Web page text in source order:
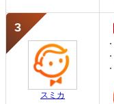
スミカ